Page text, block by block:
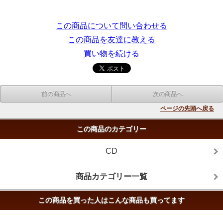
この商品について問い合わせる
この商品を友達に教える
買い物を続ける
前の商品へ 次の商品へ
ページの先頭へ戻る
この商品のカテゴリー
CD
商品カテゴリー一覧
この商品を買った人はこんな商品も買ってます